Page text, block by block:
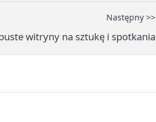
Następny >>
witryny na sztukę i spotkania